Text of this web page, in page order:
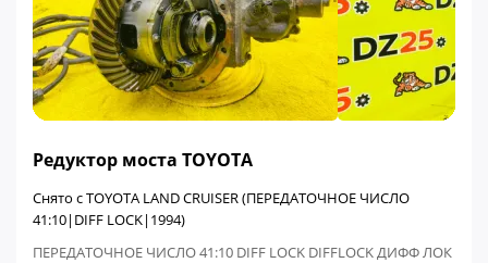
Редуктор моста TOYOTA
Снято с TOYOTA LAND CRUISER (ПЕРЕДАТОЧНОЕ ЧИСЛО
41:10|DIFF LOCK|1994)
ПЕРЕДАТОЧНОЕ ЧИСЛО 41:10 DIFF LOCK DIFFLOCK ДИФФ ЛОК